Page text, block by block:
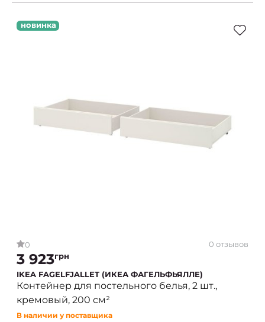
новинка
0 0 отзывов
3 923грн
IKEA FAGELFJALLET (ИКЕА ФАГЕЛЬФЬЯЛЛЕ)
Контейнер для постельного белья, 2 шт.,
кремовый, 200 см²
В наличии у поставщика